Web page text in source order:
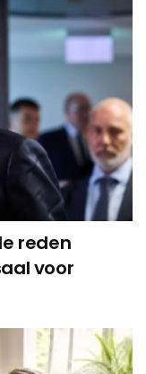
reden
voor